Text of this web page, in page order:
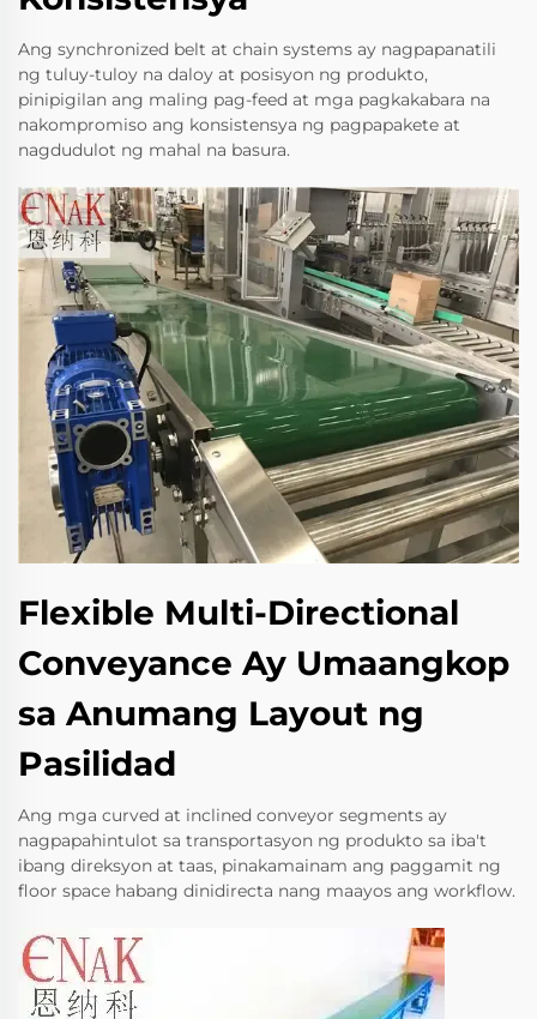
Ang synchronized belt at chain systems ay nagpapanatili
ng tuluy-tuloy na daloy at posisyon ng produkto,
pinipigilan ang maling pag-feed at mga pagkakabara na
nakompromiso ang konsistensya ng pagpapakete at
nagdudulot ng mahal na basura.
Flexible Multi-Directional
Conveyance Ay Umaangkop
sa Anumang Layout ng
Pasilidad
Ang mga curved at inclined conveyor segments ay
nagpapahintulot sa transportasyon ng produkto sa iba't
ibang direksyon at taas, pinakamainam ang paggamit ng
floor space habang dinidirecta nang maayos ang workflow.